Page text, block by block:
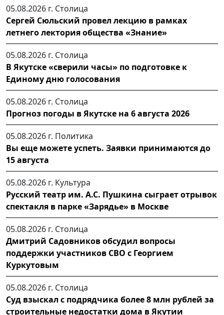
05.08.2026 г. Столица
Сергей Сюльский провел лекцию в рамках
летнего лектория общества «Знание»
05.08.2026 г. Столица
В Якутске «сверили часы» по подготовке к
Единому дню голосования
05.08.2026 г. Столица
Прогноз погоды в Якутске на 6 августа 2026
05.08.2026 г. Политика
Вы еще можете успеть. Заявки принимаются до
15 августа
05.08.2026 г. Культура
Русский театр им. А.С. Пушкина сыграет отрывок
спектакля в парке «Зарядье» в Москве
05.08.2026 г. Столица
Дмитрий Садовников обсудил вопросы
поддержки участников СВО с Георгием
Куркутовым
05.08.2026 г. Столица
Суд взыскал с подрядчика более 8 млн рублей за
строительные недостатки дома в Якутии